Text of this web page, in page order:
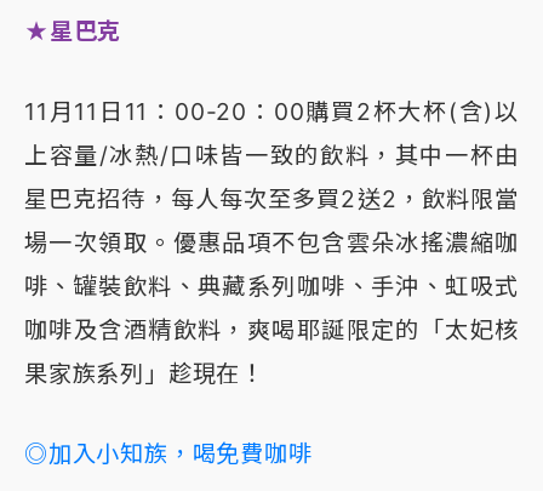
★星巴克
11月11日11：00-20：00購買2杯大杯(含)以
上容量/冰熱/口味皆一致的飲料，其中一杯由
星巴克招待，每人每次至多買2送2，飲料限當
場一次領取。優惠品項不包含雲朵冰搖濃縮咖
啡、罐裝飲料、典藏系列咖啡、手沖、虹吸式
咖啡及含酒精飲料，爽喝耶誕限定的「太妃核
果家族系列」趁現在！
◎加入小知族，喝免費咖啡